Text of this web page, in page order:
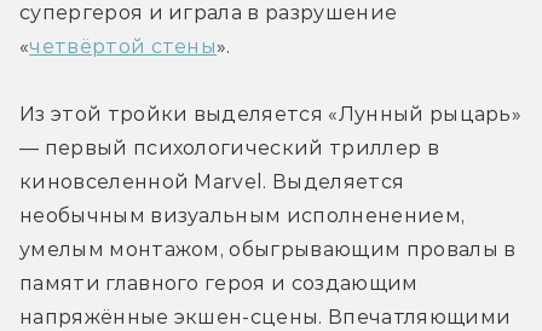
супергероя и играла в разрушение
«четвёртой стены».
Из этой тройки выделяется «Лунный рыцарь»
— первый психологический триллер в
киновселенной Marvel. Выделяется
необычным визуальным исполненением,
умелым монтажом, обыгрывающим провалы в
памяти главного героя и создающим
напряжённые экшен-сцены. Впечатляющими